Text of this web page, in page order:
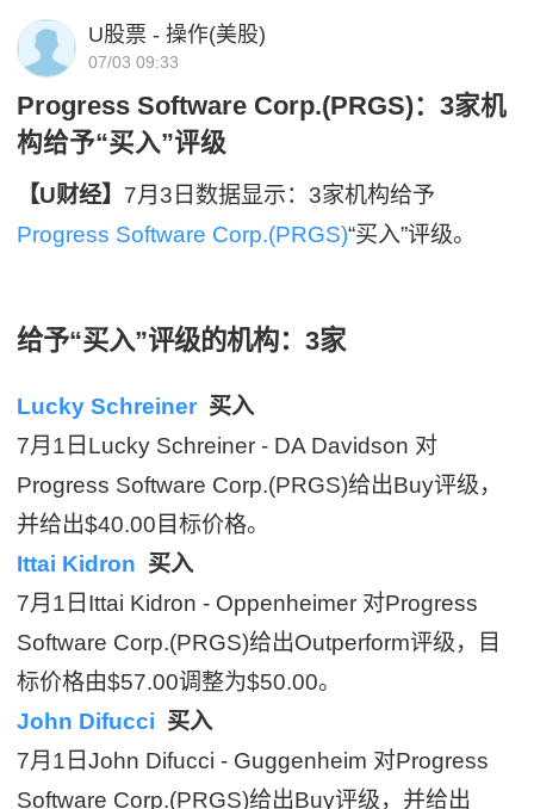
U股票 - 操作(美股)
07/03 09:33
Progress Software Corp.(PRGS)：3家机
构给予“买入”评级
【U财经】 7月3日数据显示：3家机构给予
Progress Software Corp.(PRGS)“买入”评级。
给予“买入”评级的机构：3家
Lucky Schreiner 买入
7月1日Lucky Schreiner - DA Davidson 对
Progress Software Corp.(PRGS)给出Buy评级，
并给出$40.00目标价格。
Ittai Kidron 买入
7月1日Ittai Kidron - Oppenheimer 对Progress
Software Corp.(PRGS)给出Outperform评级，目
标价格由$57.00调整为$50.00。
John Difucci 买入
7月1日John Difucci - Guggenheim 对Progress
Software Corp.(PRGS)给出Buy评级，并给出